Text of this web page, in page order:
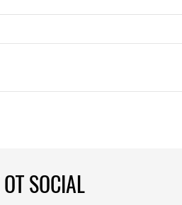
SOCIAL